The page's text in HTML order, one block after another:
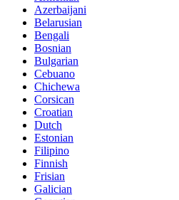
Azerbaijani
Belarusian
Bengali
Bosnian
Bulgarian
Cebuano
Chichewa
Corsican
Croatian
Dutch
Estonian
Filipino
Finnish
Frisian
Galician